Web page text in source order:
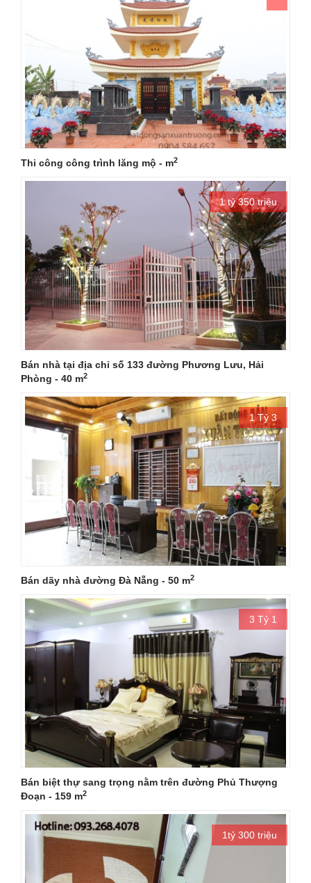
Thi công công trình lăng mộ - m2
1 tỷ 350 triệu
Bán nhà tại địa chỉ số 133 đường Phương Lưu, Hải
Phòng - 40 m2
1 Tỷ 3
Bán dãy nhà đường Đà Nẵng - 50 m2
3 Tỷ 1
Bán biệt thự sang trọng nằm trên đường Phủ Thượng
Đoạn - 159 m2
1tỷ 300 triệu